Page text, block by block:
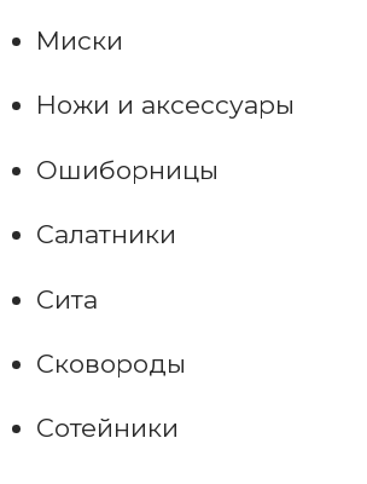
Миски
Ножи и аксессуары
Ошиборницы
Салатники
Сита
Сковороды
Сотейники